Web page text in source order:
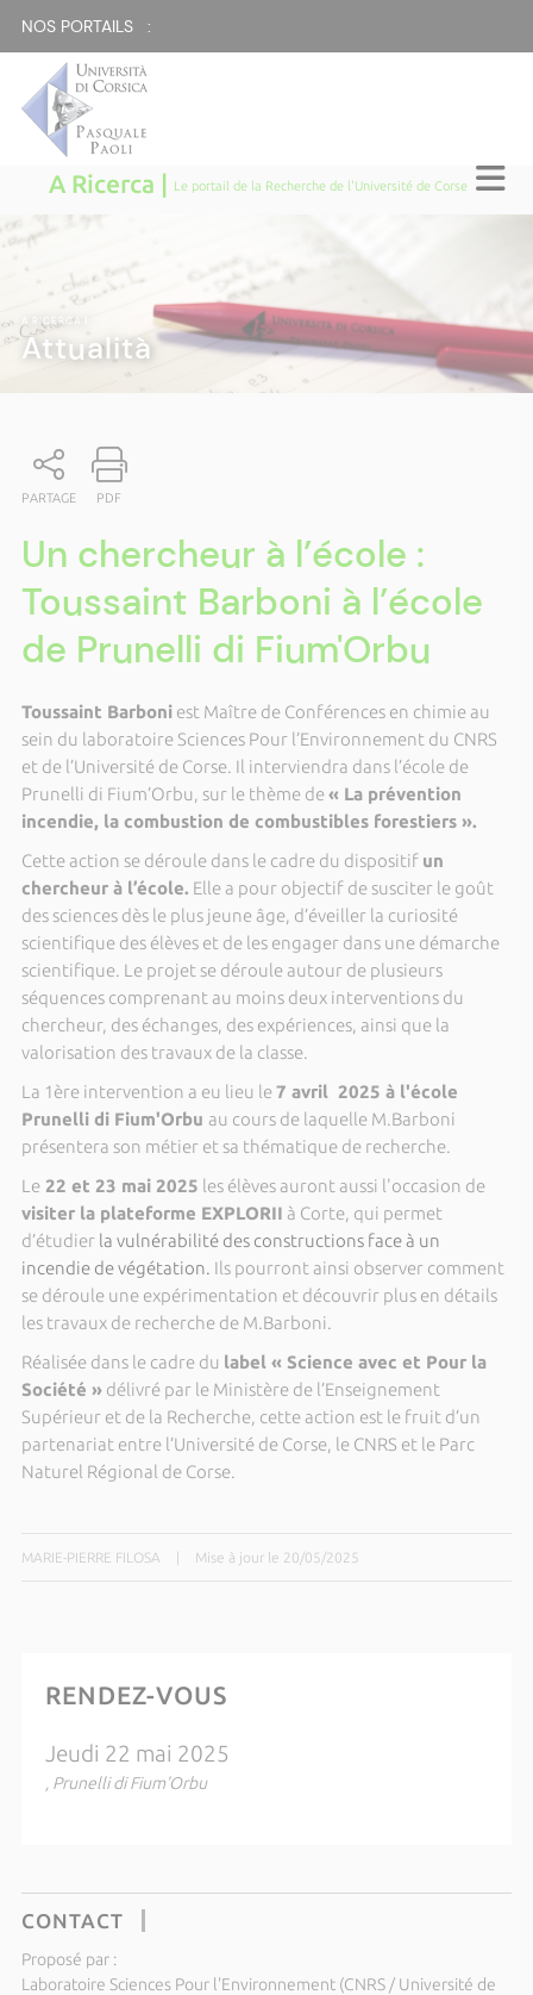
NOS PORTAILS :
A Ricerca | Le portail de la Recherche de l'Université de Corse
A RICERCA
Attualità
PARTAGE PDF
Un chercheur à l’école :
Toussaint Barboni à l’école
de Prunelli di Fium'Orbu
Toussaint Barboniest Maître de Conférences en chimie au
sein du laboratoire Sciences Pour l’Environnement du CNRS
et de l’Université de Corse. Il interviendra dans l’école de
Prunelli di Fium’Orbu, sur le thème de« La prévention
incendie, la combustion de combustibles forestiers ».
Cette action se déroule dans le cadre du dispositif un
chercheur à l’école. Elle a pour objectif de susciter le goût
des sciences dès le plus jeune âge, d’éveiller la curiosité
scientifique des élèves et de les engager dans une démarche
scientifique. Le projet se déroule autour de plusieurs
séquences comprenant au moins deux interventions du
chercheur, des échanges, des expériences, ainsi que la
valorisation des travaux de la classe.
La 1ère intervention a eu lieu le7 avril 2025 à l'école
Prunelli di Fium'Orbu au cours de laquelle M.Barboni
présentera son métier et sa thématique de recherche.
Le22 et 23 mai 2025 les élèves auront aussi l'occasion de
visiter la plateforme EXPLORII à Corte, qui permet
d’étudierla vulnérabilité des constructions face à un
incendie de végétation. Ils pourront ainsi observer comment
se déroule une expérimentation et découvrir plus en détails
les travaux de recherche de M.Barboni.
Réalisée dans le cadre du label « Science avec et Pour la
Société »délivré par le Ministère de l’Enseignement
Supérieur et de la Recherche, cette action est le fruit d’un
partenariat entre l’Université de Corse, le CNRS et le Parc
Naturel Régional de Corse.
MARIE-PIERRE FILOSA Mise à jour le 20/05/2025
RENDEZ-VOUS
Jeudi 22 mai 2025
, Prunelli di Fium'Orbu
CONTACT
Proposé par :
Laboratoire Sciences Pour l'Environnement (CNRS / Université de